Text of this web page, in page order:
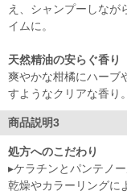
え、シャンプーしなが
イムに。
天然精油の安らぐ香り
爽やかな柑橘にハーブ
すようなクリアな香り。
商品説明3
処方へのこだわり
▸ケラチンとパンテノ
乾燥やカラーリングに